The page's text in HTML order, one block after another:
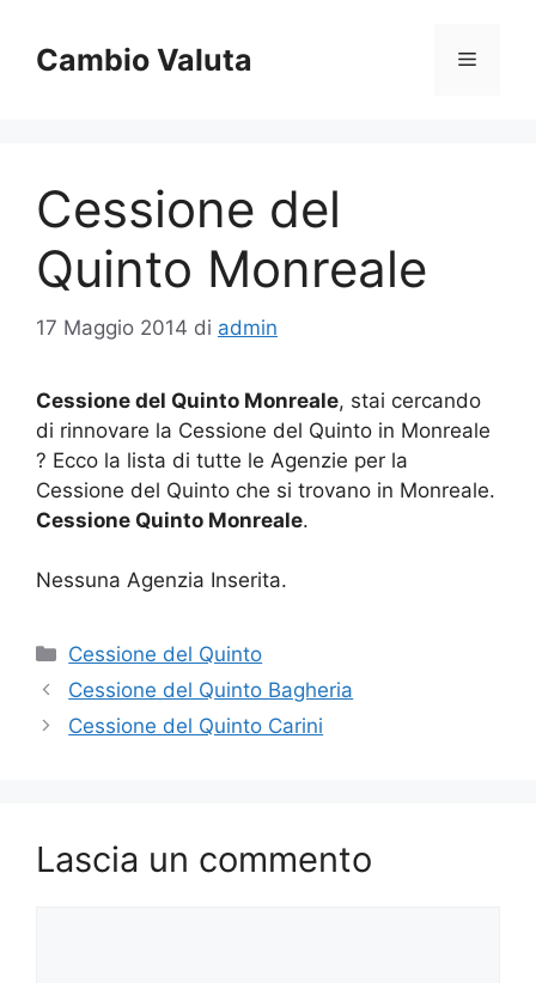
contenuto
Cambio Valuta Menu
Cessione del
Quinto Monreale
17 Maggio 2014 di admin
Cessione del Quinto Monreale, stai cercando
di rinnovare la Cessione del Quinto in Monreale
? Ecco la lista di tutte le Agenzie per la
Cessione del Quinto che si trovano in Monreale.
Cessione Quinto Monreale.
Nessuna Agenzia Inserita.
Categorie
Cessione del Quinto
Cessione del Quinto Bagheria
Cessione del Quinto Carini
Lascia un commento